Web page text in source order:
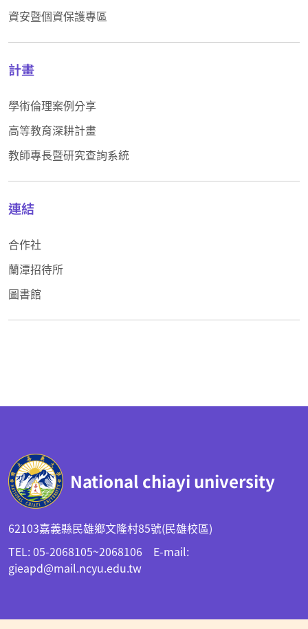
資安暨個資保護專區
計畫
學術倫理案例分享
高等教育深耕計畫
教師專長暨研究查詢系統
連結
合作社
蘭潭招待所
圖書館
National chiayi university
62103嘉義縣民雄鄉文隆村85號(民雄校區)
TEL: 05-2068105~2068106 E-mail:
gieapd@mail.ncyu.edu.tw